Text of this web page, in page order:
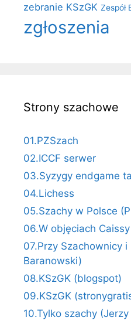
zebranie KSzGK Zespół
zgłoszenia
Strony szachowe
01.PZSzach
02.ICCF serwer
03.Syzygy endgame
04.Lichess
05.Szachy w Polsce
06.W objęciach
07.Przy Szachownicy
Baranowski)
08.KSzGK (blogspot)
09.KSzGK
10.Tylko szachy